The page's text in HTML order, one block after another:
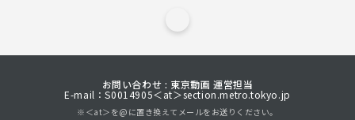
お問い合わせ : 東京動画 運営担当
E-mail：S0014905＜at＞section.metro.tokyo.jp
※＜at＞を@に置き換えてメールをお送りください。